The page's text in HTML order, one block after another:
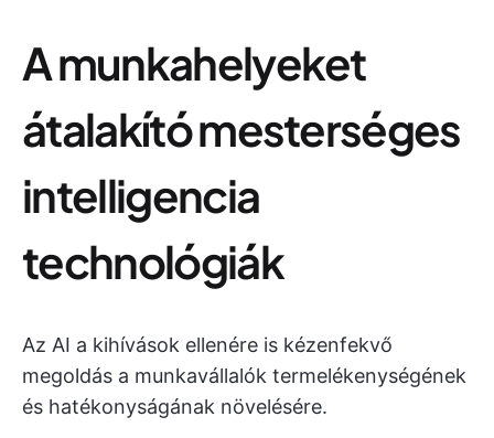
A munkahelyeket
átalakító mesterséges
intelligencia
technológiák
Az AI a kihívások ellenére is kézenfekvő
megoldás a munkavállalók termelékenységének
és hatékonyságának növelésére.